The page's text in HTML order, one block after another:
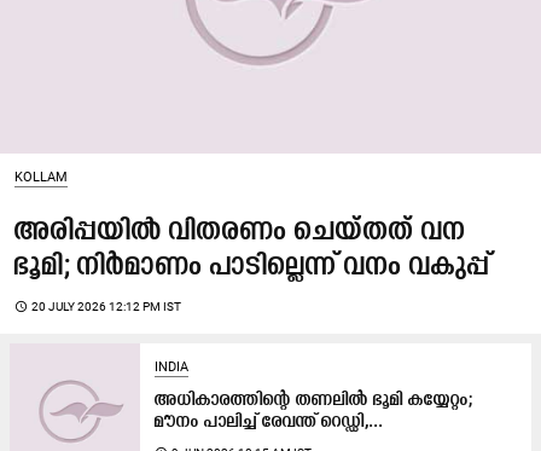
KOLLAM
അരിപ്പയിൽ വിതരണം ചെയ്തത് വന
ഭൂമി; നിർമാണം പാടില്ലെന്ന് വനം വകുപ്പ്
access_time 20 JULY 2026 12:12 PM IST
INDIA
അധികാരത്തിന്റെ തണലിൽ ഭൂമി കയ്യേറ്റം;
മൗനം പാലിച്ച് രേവന്ത് റെഡ്ഡി,...